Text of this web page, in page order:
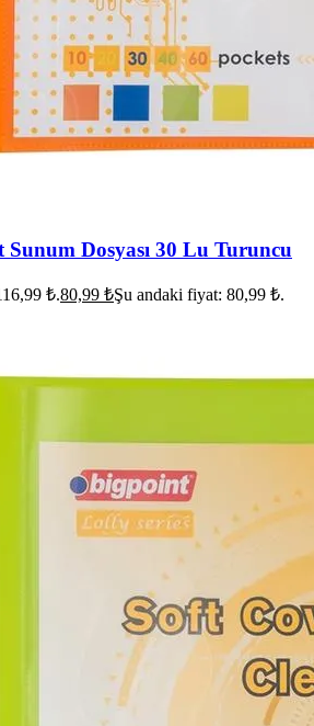
Dosyası 30 Lu Turuncu
₺.80,99 ₺Şu andaki fiyat: 80,99 ₺.